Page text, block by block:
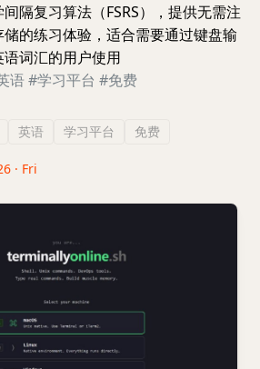
隔复习算法（FSRS），提供无需注
的练习体验，适合需要通过键盘输
词汇的用户使用
语#学习平台 #免费
英语 学习平台 免费
· Fri